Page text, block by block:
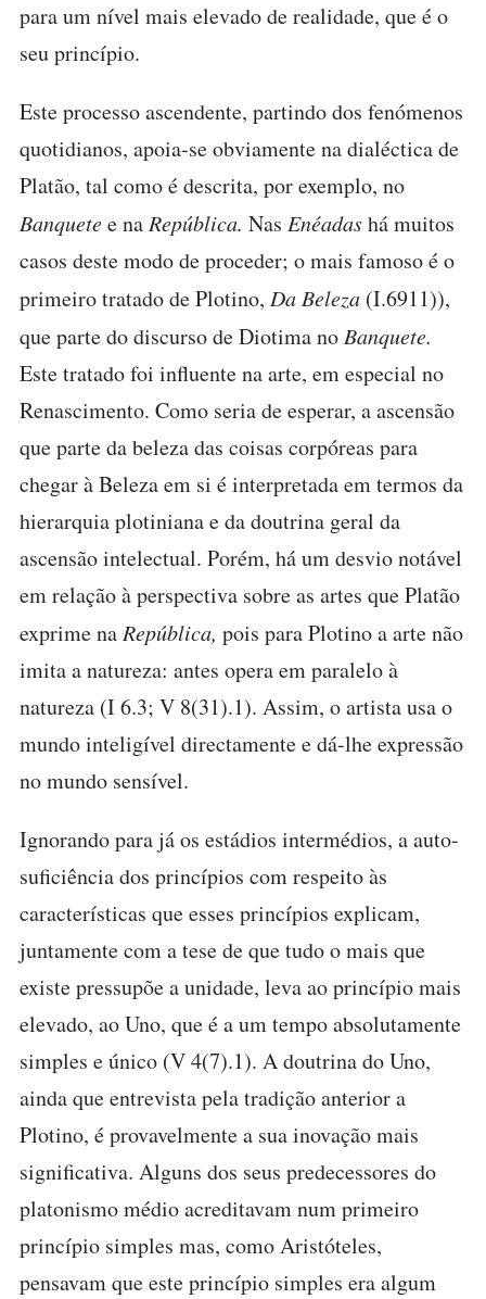
para um nível mais elevado de realidade, que é o
seu princípio.
Este processo ascendente, partindo dos fenómenos
quotidianos, apoia-se obviamente na dialéctica de
Platão, tal como é descrita, por exemplo, no
Banquetee naRepública. Nas Enéadashá muitos
casos deste modo de proceder; o mais famoso é o
primeiro tratado de Plotino, Da Beleza (I.6911)),
que parte do discurso de Diotima noBanquete.
Este tratado foi influente na arte, em especial no
Renascimento. Como seria de esperar, a ascensão
que parte da beleza das coisas corpóreas para
chegar à Beleza em si é interpretada em termos da
hierarquia plotiniana e da doutrina geral da
ascensão intelectual. Porém, há um desvio notável
em relação à perspectiva sobre as artes que Platão
exprime naRepública, pois para Plotino a arte não
imita a natureza: antes opera em paralelo à
natureza (I 6.3; V 8(31).1). Assim, o artista usa o
mundo inteligível directamente e dá-lhe expressão
no mundo sensível.
Ignorando para já os estádios intermédios, a auto-
suficiência dos princípios com respeito às
características que esses princípios explicam,
juntamente com a tese de que tudo o mais que
existe pressupõe a unidade, leva ao princípio mais
elevado, ao Uno, que é a um tempo absolutamente
simples e único (V 4(7).1). A doutrina do Uno,
ainda que entrevista pela tradição anterior a
Plotino, é provavelmente a sua inovação mais
significativa. Alguns dos seus predecessores do
platonismo médio acreditavam num primeiro
princípio simples mas, como Aristóteles,
pensavam que este princípio simples era algum